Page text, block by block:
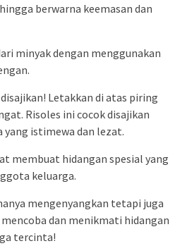
berwarna keemasan dan
minyak dengan menggunakan
Letakkan di atas piring
Risoles ini cocok disajikan
yang istimewa dan lezat.
membuat hidangan spesial yang
keluarga.
mengenyangkan tetapi juga
dan menikmati hidangan
tercinta!